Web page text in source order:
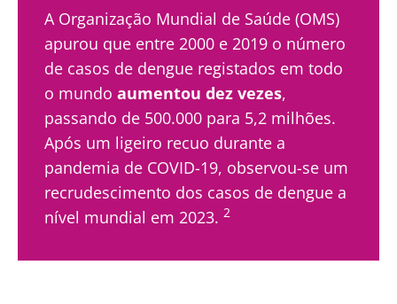
A Organização Mundial de Saúde (OMS)
apurou que entre 2000 e 2019 o número
de casos de dengue registados em todo
o mundo aumentou dez vezes,
passando de 500.000 para 5,2 milhões.
Após um ligeiro recuo durante a
pandemia de COVID-19, observou-se um
recrudescimento dos casos de dengue a
nível mundial em 2023. 2